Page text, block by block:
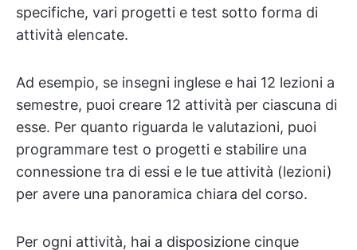
specifiche, vari progetti e test sotto forma di
attività elencate.
Ad esempio, se insegni inglese e hai 12 lezioni a
semestre, puoi creare 12 attività per ciascuna di
esse. Per quanto riguarda le valutazioni, puoi
programmare test o progetti e stabilire una
connessione tra di essi e le tue attività (lezioni)
per avere una panoramica chiara del corso.
Per ogni attività, hai a disposizione cinque